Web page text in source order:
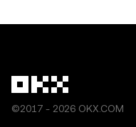
©2017 - 2026 OKX.COM